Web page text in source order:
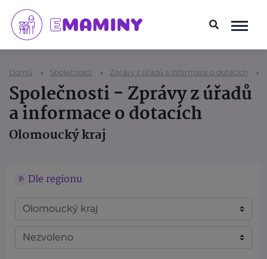
Domů Společnosti Zprávy z úřadů a informace o dotacích
Společnosti - Zprávy z úřadů
a informace o dotacích
Olomoucký kraj
Dle regionu